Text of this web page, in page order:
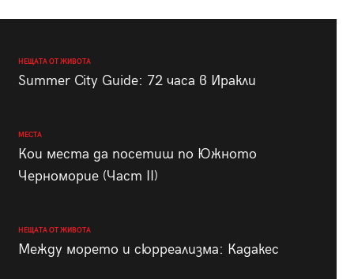
НЕЩАТА ОТ ЖИВОТА
Summer City Guide: 72 часа в Иракли
МЕСТА
Кои места да посетиш по Южното
Черноморие (Част II)
НЕЩАТА ОТ ЖИВОТА
Между морето и сюрреализма: Кадакес